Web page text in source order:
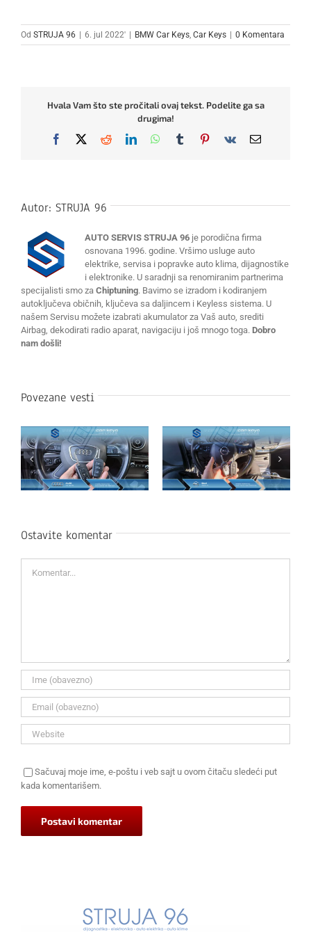
Od STRUJA 96 | 6. jul 2022' | BMW Car Keys Car Keys | 0 Komentara
Hvala Vam što ste pročitali ovaj tekst. Podelite ga sa
drugima!
Facebook
X RedditLinkedInWhatsApp
TumblrPinterest
Vk Email
Autor: STRUJA 96
AUTO SERVIS STRUJA 96 je porodična firma
osnovana 1996. godine. Vršimo usluge auto
elektrike, servisa i popravke auto klima, dijagnostike
i elektronike. U saradnji sa renomiranim partnerima
specijalisti smo za Chiptuning. Bavimo se izradom i kodiranjem
autoključeva običnih, ključeva sa daljincem i Keyless sistema. U
našem Servisu možete izabrati akumulator za Vaš auto, srediti
Airbag, dekodirati radio aparat, navigaciju i još mnogo toga. Dobro
nam došli!
Povezane vesti
Ostavite komentar
Sačuvaj moje ime, e-poštu i veb sajt u ovom čitaču sledeći put
kada komentarišem.